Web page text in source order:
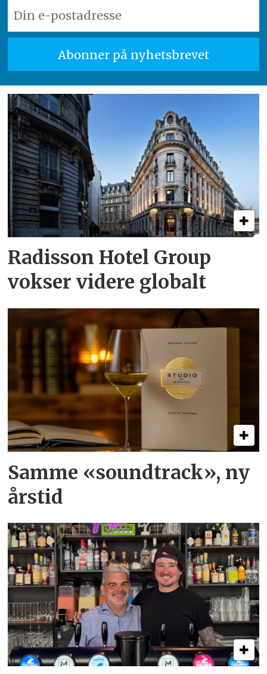
Radisson Hotel Group
vokser videre globalt
Samme «soundtrack», ny
årstid